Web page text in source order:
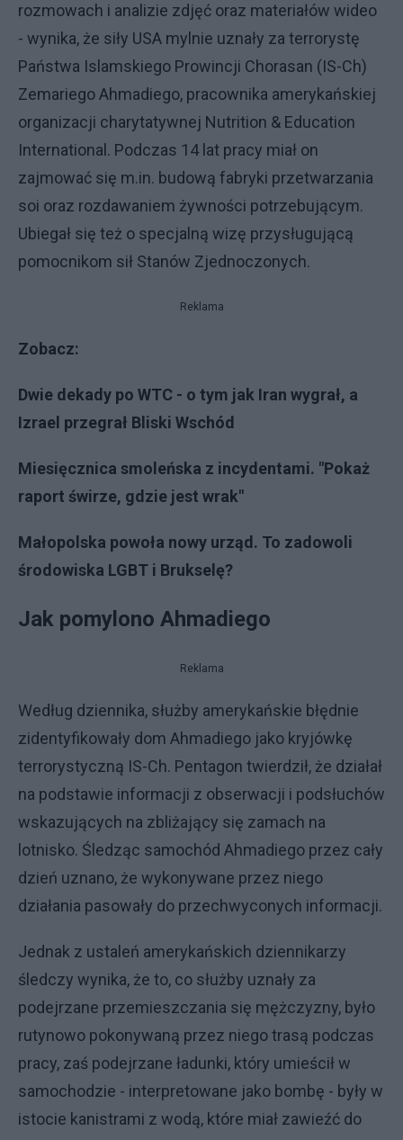
rozmowach i analizie zdjęć oraz materiałów wideo
- wynika, że siły USA mylnie uznały za terrorystę
Państwa Islamskiego Prowincji Chorasan (IS-Ch)
Zemariego Ahmadiego, pracownika amerykańskiej
organizacji charytatywnej Nutrition & Education
International. Podczas 14 lat pracy miał on
zajmować się m.in. budową fabryki przetwarzania
soi oraz rozdawaniem żywności potrzebującym.
Ubiegał się też o specjalną wizę przysługującą
pomocnikom sił Stanów Zjednoczonych.
Reklama
Zobacz:
Dwie dekady po WTC - o tym jak Iran wygrał, a
Izrael przegrał Bliski Wschód
Miesięcznica smoleńska z incydentami. "Pokaż
raport świrze, gdzie jest wrak"
Małopolska powoła nowy urząd. To zadowoli
środowiska LGBT i Brukselę?
Jak pomylono Ahmadiego
Reklama
Według dziennika, służby amerykańskie błędnie
zidentyfikowały dom Ahmadiego jako kryjówkę
terrorystyczną IS-Ch. Pentagon twierdził, że działał
na podstawie informacji z obserwacji i podsłuchów
wskazujących na zbliżający się zamach na
lotnisko. Śledząc samochód Ahmadiego przez cały
dzień uznano, że wykonywane przez niego
działania pasowały do przechwyconych informacji.
Jednak z ustaleń amerykańskich dziennikarzy
śledczy wynika, że to, co służby uznały za
podejrzane przemieszczania się mężczyzny, było
rutynowo pokonywaną przez niego trasą podczas
pracy, zaś podejrzane ładunki, który umieścił w
samochodzie - interpretowane jako bombę - były w
istocie kanistrami z wodą, które miał zawieźć do